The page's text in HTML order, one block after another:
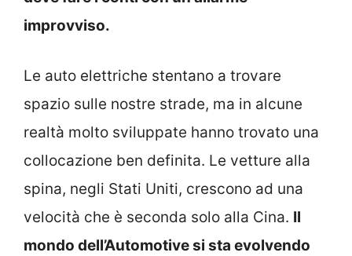
improvviso.
Le auto elettriche stentano a trovare
spazio sulle nostre strade, ma in alcune
realtà molto sviluppate hanno trovato una
collocazione ben definita. Le vetture alla
spina, negli Stati Uniti, crescono ad una
velocità che è seconda solo alla Cina. Il
mondo dell’Automotive si sta evolvendo